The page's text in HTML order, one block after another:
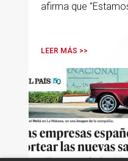
afirma que
tenemos y ese es
LEER MÁS >>